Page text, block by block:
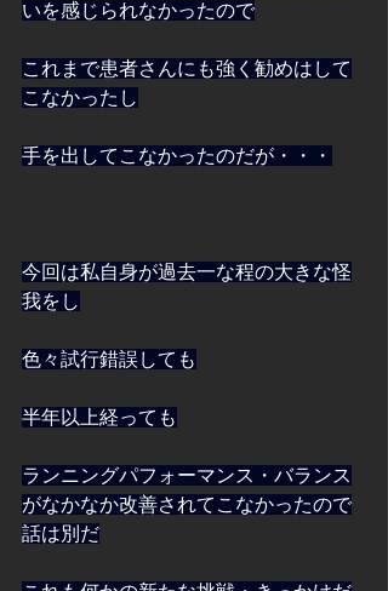
いを感じられなかったので
これまで患者さんにも強く勧めはして
こなかったし
手を出してこなかったのだが・・・
今回は私自身が過去一な程の大きな怪
我をし
色々試行錯誤しても
半年以上経っても
ランニングパフォーマンス・バランス
がなかなか改善されてこなかったので
話は別だ